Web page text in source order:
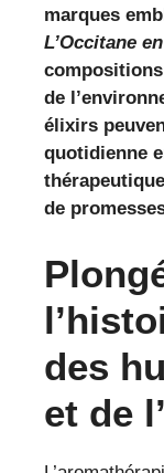
marques
L’Occitane
de
élixirs
quotidienne
de
des
et de